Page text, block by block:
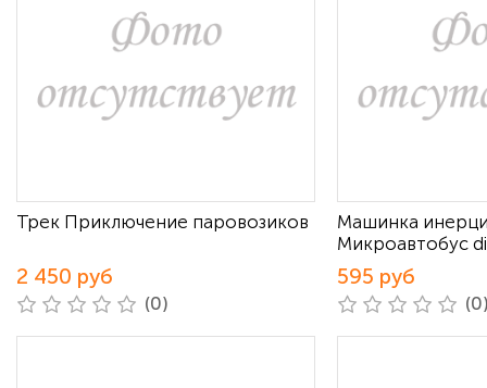
Трек Приключение паровозиков
2 450 руб
(0)
Машинка
Микроавтобус
595 руб